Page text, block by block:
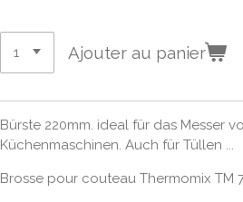
Ajouter au panier
Bürste 220mm. ideal für das Messer
Küchenmaschinen. Auch für Tüllen ...
Brosse pour couteau Thermomix TM 7